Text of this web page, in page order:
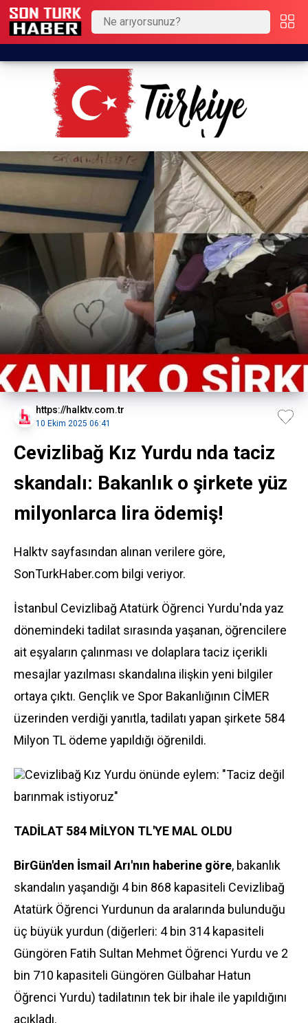
https://halktv.com.tr
10 Ekim 2025 06:41
Cevizlibağ Kız Yurdu nda taciz
skandalı: Bakanlık o şirkete yüz
milyonlarca lira ödemiş!
Halktv sayfasından alınan verilere göre,
SonTurkHaber.com bilgi veriyor.
İstanbul Cevizlibağ Atatürk Öğrenci Yurdu'nda yaz
dönemindeki tadilat sırasında yaşanan, öğrencilere
ait eşyaların çalınması ve dolaplara taciz içerikli
mesajlar yazılması skandalına ilişkin yeni bilgiler
ortaya çıktı. Gençlik ve Spor Bakanlığının CİMER
üzerinden verdiği yanıtla, tadilatı yapan şirkete 584
Milyon TL ödeme yapıldığı öğrenildi.
Cevizlibağ Kız Yurdu önünde eylem: "Taciz değil
barınmak istiyoruz"
TADİLAT 584 MİLYON TL'YE MAL OLDU
BirGün'den İsmail Arı'nın haberine göre, bakanlık
skandalın yaşandığı 4 bin 868 kapasiteli Cevizlibağ
Atatürk Öğrenci Yurdunun da aralarında bulunduğu
üç büyük yurdun (diğerleri: 4 bin 314 kapasiteli
Güngören Fatih Sultan Mehmet Öğrenci Yurdu ve 2
bin 710 kapasiteli Güngören Gülbahar Hatun
Öğrenci Yurdu) tadilatının tek bir ihale ile yapıldığını
açıkladı.